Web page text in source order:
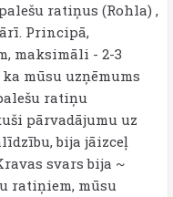
ratiņus (Rohla) ,
Principā,
maksimāli - 2-3
mūsu uzņēmums
ratiņu
pārvadājumu uz
bija jāizceļ
svars bija ~
ratiņiem, mūsu